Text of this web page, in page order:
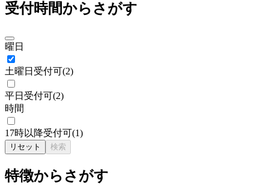
受付時間からさがす
曜日
土曜日受付可(2)
平日受付可(2)
時間
17時以降受付可(1)
リセット 検索
特徴からさがす